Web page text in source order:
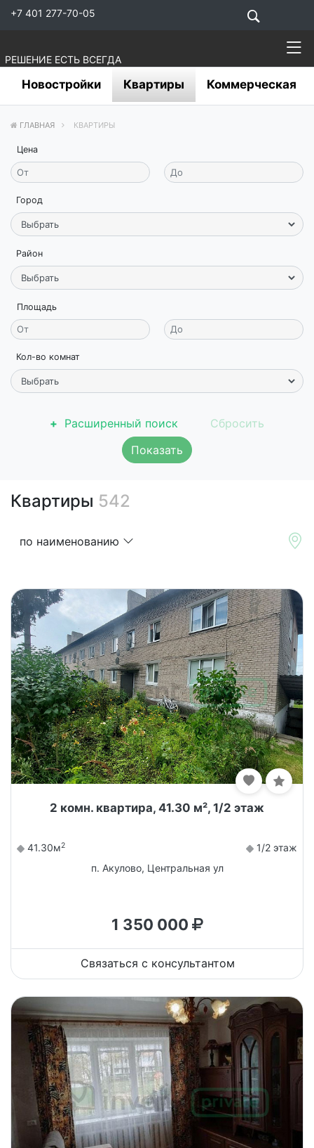
+7 401 277-70-05
РЕШЕНИЕ ЕСТЬ ВСЕГДА
Новостройки Квартиры Коммерческая
ГЛАВНАЯ КВАРТИРЫ
Цена
Город
Район
Площадь
Кол-во комнат
Расширенный поиск
Показать
Квартиры 542
по наименованию
2 комн. квартира, 41.30 м², 1/2 этаж
41.30м2
1/2 этаж
п. Акулово, Центральная ул
1 350 000
Связаться с консультантом